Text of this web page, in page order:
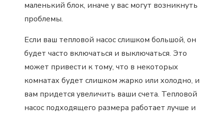
маленький блок, иначе у вас могут возникнуть
проблемы.
Если ваш тепловой насос слишком большой, он
будет часто включаться и выключаться. Это
может привести к тому, что в некоторых
комнатах будет слишком жарко или холодно, и
вам придется увеличить ваши счета. Тепловой
насос подходящего размера работает лучше и